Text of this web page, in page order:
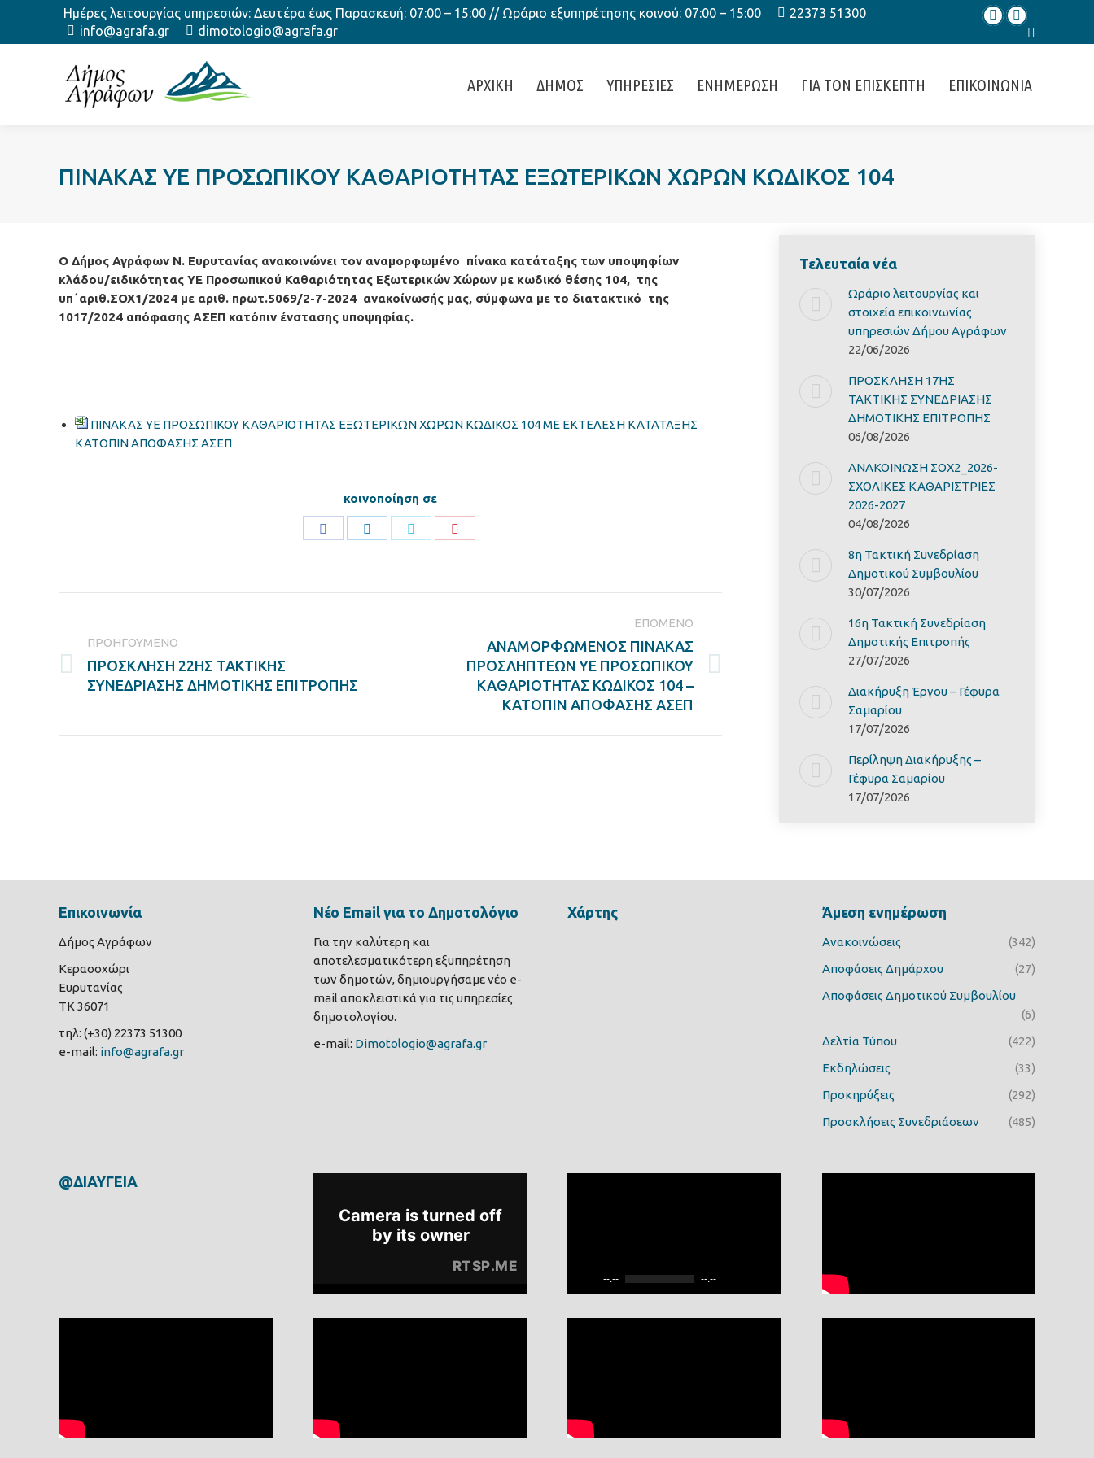
Ημέρες λειτουργίας υπηρεσιών: Δευτέρα έως Παρασκευή: 07:00 – 15:00 // Ωράριο εξυπηρέτησης κοινού: 07:00 – 15:00
22373 51300
info@agrafa.gr
dimotologio@agrafa.gr FacebookInstagram
Search:
ΑΡΧΙΚΗ ΔΗΜΟΣ ΥΠΗΡΕΣΙΕΣ ΕΝΗΜΕΡΩΣΗ ΓΙΑ ΤΟΝ ΕΠΙΣΚΕΠΤΗ ΕΠΙΚΟΙΝΩΝΙΑ
ΠΙΝΑΚΑΣ ΥΕ ΠΡΟΣΩΠΙΚΟΥ ΚΑΘΑΡΙΟΤΗΤΑΣ ΕΞΩΤΕΡΙΚΩΝ ΧΩΡΩΝ ΚΩΔΙΚΟΣ 104
Ο Δήμος Αγράφων Ν. Ευρυτανίας ανακοινώνει τον αναμορφωμένο πίνακα κατάταξης των υποψηφίων
κλάδου/ειδικότητας ΥΕ Προσωπικού Καθαριότητας Εξωτερικών Χώρων με κωδικό θέσης 104, της
υπ΄αριθ.ΣΟΧ1/2024 με αριθ. πρωτ.5069/2-7-2024 ανακοίνωσής μας, σύμφωνα με το διατακτικό της
1017/2024 απόφασης ΑΣΕΠ κατόπιν ένστασης υποψηφίας.
ΠΙΝΑΚΑΣ ΥΕ ΠΡΟΣΩΠΙΚΟΥ ΚΑΘΑΡΙΟΤΗΤΑΣ ΕΞΩΤΕΡΙΚΩΝ ΧΩΡΩΝ ΚΩΔΙΚΟΣ 104 ΜΕ ΕΚΤΕΛΕΣΗ ΚΑΤΑΤΑΞΗΣ
ΚΑΤΟΠΙΝ ΑΠΟΦΑΣΗΣ ΑΣΕΠ
κοινοποίηση σε
ΠΡΟΗΓΟΎΜΕΝΟ
Previous
post:
ΠΡΟΣΚΛΗΣΗ 22ΗΣ ΤΑΚΤΙΚΗΣ
ΣΥΝΕΔΡΙΑΣΗΣ ΔΗΜΟΤΙΚΗΣ ΕΠΙΤΡΟΠΗΣ
ΕΠΌΜΕΝΟ
ΑΝΑΜΟΡΦΩΜΕΝΟΣ ΠΙΝΑΚΑΣ
ΠΡΟΣΛΗΠΤΕΩΝ ΥΕ ΠΡΟΣΩΠΙΚΟΥ
ΚΑΘΑΡΙΟΤΗΤΑΣ ΚΩΔΙΚΟΣ 104 –
ΚΑΤΟΠΙΝ ΑΠΟΦΑΣΗΣ ΑΣΕΠ
Τελευταία νέα
Ωράριο λειτουργίας και
στοιχεία επικοινωνίας
υπηρεσιών Δήμου Αγράφων
22/06/2026
ΠΡΟΣΚΛΗΣΗ 17ΗΣ
ΤΑΚΤΙΚΗΣ ΣΥΝΕΔΡΙΑΣΗΣ
ΔΗΜΟΤΙΚΗΣ ΕΠΙΤΡΟΠΗΣ
06/08/2026
ΑΝΑΚΟΙΝΩΣΗ ΣΟΧ2_2026-
ΣΧΟΛΙΚΕΣ ΚΑΘΑΡΙΣΤΡΙΕΣ
2026-2027
04/08/2026
8η Τακτική Συνεδρίαση
Δημοτικού Συμβουλίου
30/07/2026
16η Τακτική Συνεδρίαση
Δημοτικής Επιτροπής
27/07/2026
Διακήρυξη Έργoυ – Γέφυρα
Σαμαρίoυ
17/07/2026
Περίληψη Διακήρυξης –
Γέφυρα Σαμαρίoυ
17/07/2026
Επικοινωνία
Δήμος Αγράφων
Κερασοχώρι
Ευρυτανίας
ΤΚ 36071
τηλ: (+30) 22373 51300
e-mail: info@agrafa.gr
Νέο Email για το Δημοτολόγιο
Για την καλύτερη και
αποτελεσματικότερη εξυπηρέτηση
των δημοτών, δημιουργήσαμε νέο e-
mail αποκλειστικά για τις υπηρεσίες
δημοτολογίου.
e-mail: Dimotologio@agrafa.gr
Χάρτης Άμεση ενημέρωση
Ανακοινώσεις
(342)
Αποφάσεις Δημάρχου
(27)
Αποφάσεις Δημοτικού Συμβουλίου
(6)
Δελτία Τύπου
(422)
Εκδηλώσεις
(33)
Προκηρύξεις
(292)
Προσκλήσεις Συνεδριάσεων
(485)
@ΔΙΑΥΓΕΙΑ
--:-- --:--